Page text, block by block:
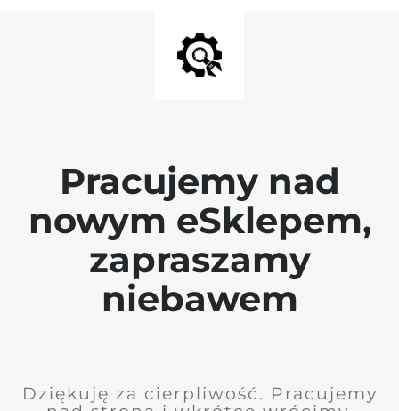
Pracujemy nad
nowym eSklepem,
zapraszamy
niebawem
Dziękuję za cierpliwość. Pracujemy